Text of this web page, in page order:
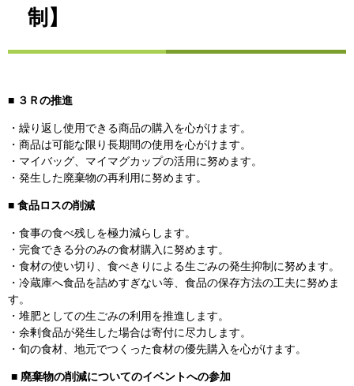
制】
■ ３Ｒの推進
・繰り返し使用できる商品の購入を心がけます。
・商品は可能な限り長期間の使用を心がけます。
・マイバッグ、マイマグカップの活用に努めます。
・発生した廃棄物の再利用に努めます。
■ 食品ロスの削減
・食事の食べ残しを極力減らします。
・完食できる分のみの食材購入に努めます。
・食材の使い切り、食べきりによる生ごみの発生抑制に努めます。
・冷蔵庫へ食品を詰めすぎない等、食品の保存方法の工夫に努めま
す。
・堆肥としての生ごみの利用を推進します。
・余剰食品が発生した場合は寄付に尽力します。
・旬の食材、地元でつくった食材の優先購入を心がけます。
■ 廃棄物の削減についてのイベントへの参加